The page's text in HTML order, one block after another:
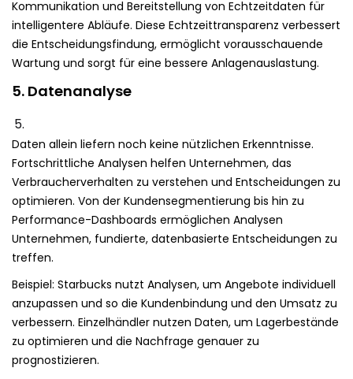
Kommunikation und Bereitstellung von Echtzeitdaten für
intelligentere Abläufe. Diese Echtzeittransparenz verbessert
die Entscheidungsfindung, ermöglicht vorausschauende
Wartung und sorgt für eine bessere Anlagenauslastung.
5. Datenanalyse
Daten allein liefern noch keine nützlichen Erkenntnisse.
Fortschrittliche Analysen helfen Unternehmen, das
Verbraucherverhalten zu verstehen und Entscheidungen zu
optimieren. Von der Kundensegmentierung bis hin zu
Performance-Dashboards ermöglichen Analysen
Unternehmen, fundierte, datenbasierte Entscheidungen zu
treffen.
Beispiel: Starbucks nutzt Analysen, um Angebote individuell
anzupassen und so die Kundenbindung und den Umsatz zu
verbessern. Einzelhändler nutzen Daten, um Lagerbestände
zu optimieren und die Nachfrage genauer zu
prognostizieren.